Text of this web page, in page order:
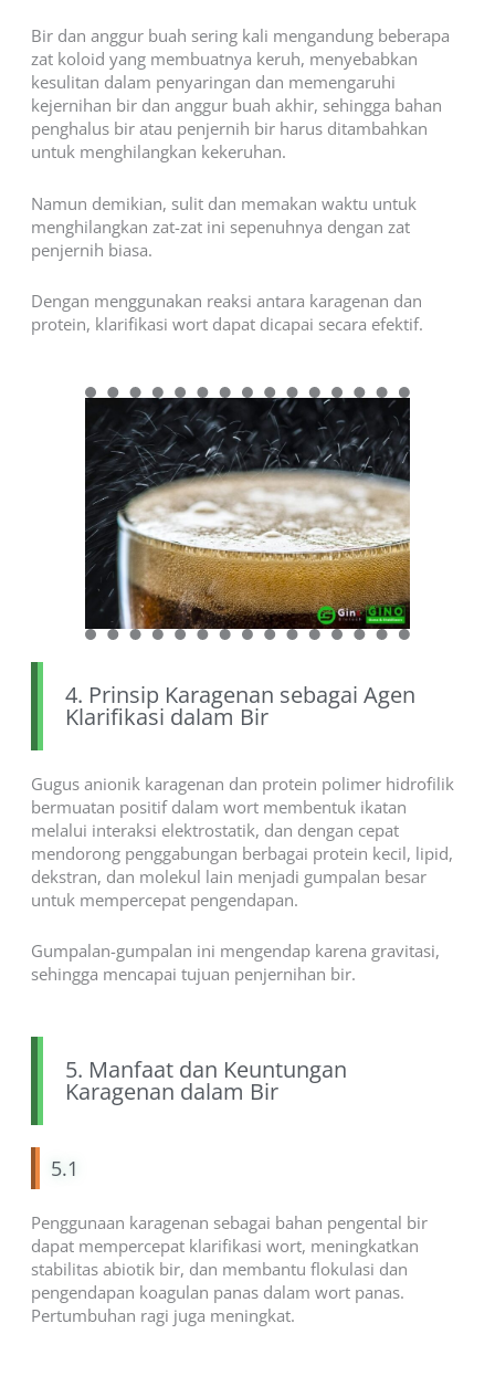
Bir dan anggur buah sering kali mengandung beberapa
zat koloid yang membuatnya keruh, menyebabkan
kesulitan dalam penyaringan dan memengaruhi
kejernihan bir dan anggur buah akhir, sehingga bahan
penghalus bir atau penjernih bir harus ditambahkan
untuk menghilangkan kekeruhan.
Namun demikian, sulit dan memakan waktu untuk
menghilangkan zat-zat ini sepenuhnya dengan zat
penjernih biasa.
Dengan menggunakan reaksi antara karagenan dan
protein, klarifikasi wort dapat dicapai secara efektif.
4. Prinsip Karagenan sebagai Agen
Klarifikasi dalam Bir
Gugus anionik karagenan dan protein polimer hidrofilik
bermuatan positif dalam wort membentuk ikatan
melalui interaksi elektrostatik, dan dengan cepat
mendorong penggabungan berbagai protein kecil, lipid,
dekstran, dan molekul lain menjadi gumpalan besar
untuk mempercepat pengendapan.
Gumpalan-gumpalan ini mengendap karena gravitasi,
sehingga mencapai tujuan penjernihan bir.
5. Manfaat dan Keuntungan
Karagenan dalam Bir
5.1
Penggunaan karagenan sebagai bahan pengental bir
dapat mempercepat klarifikasi wort, meningkatkan
stabilitas abiotik bir, dan membantu flokulasi dan
pengendapan koagulan panas dalam wort panas.
Pertumbuhan ragi juga meningkat.